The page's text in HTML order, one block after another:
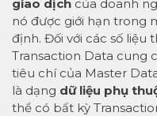
giao dịch của doanh
nó được giới hạn trong
định. Đối với các số liệu
Transaction Data cung
tiêu chí của Master
là dạng dữ liệu phụ
thể có bất kỳ